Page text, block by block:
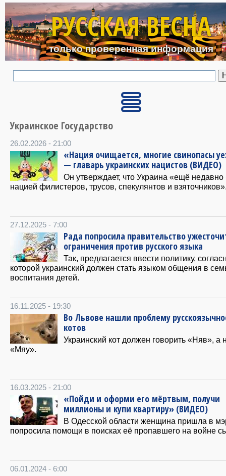
Перейти к основному
РУССКАЯ ВЕСНА
только проверенная информация
Украинское Государство
26.02.2026 - 21:00
«Нация очищается, многие свинопасы
— главарь украинских нацистов (ВИДЕО)
Он утверждает, что Украина «ещё
нацией филистеров, трусов, спекулянтов и
27.12.2025 - 7:00
Рада попросила правительство
ограничения против русского языка
Так, предлагается ввести политику,
которой украинский должен стать языком общения в
воспитания детей.
16.11.2025 - 19:30
Во Львове нашли проблему
котов
Украинский кот должен говорить «Няв», а
«Мяу».
16.03.2025 - 21:00
«Пойди и оформи его мёртвым, получи
миллионы и купи квартиру» (ВИДЕО)
В Одесской области женщина пришла в
попросила помощи в поисках её пропавшего на войне
06.01.2024 - 6:00